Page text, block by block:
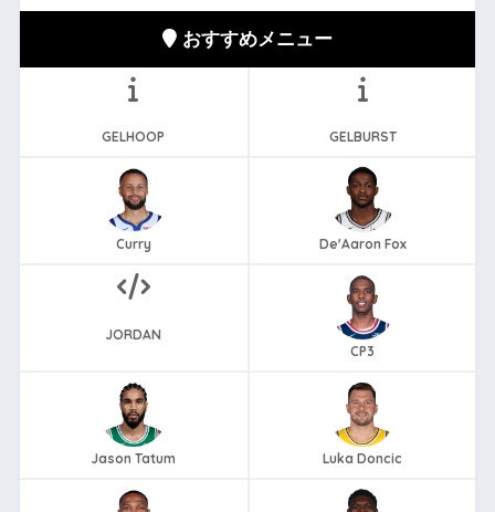
おすすめメニュー
GELHOOP GELBURST
Curry De'Aaron Fox
JORDAN
CP3
Jason Tatum Luka Doncic